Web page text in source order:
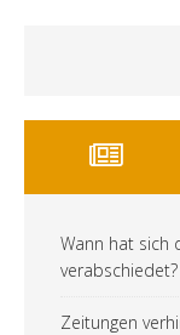
Wann hat sich
verabschiedet?
Zeitungen